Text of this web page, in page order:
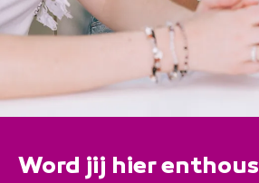
Word jij hier